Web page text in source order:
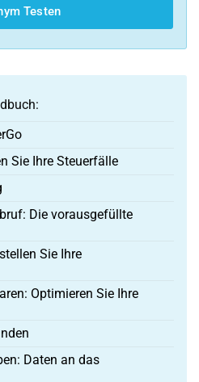
Testen
Sie Ihre Steuerfälle
Die vorausgefüllte
Sie Ihre
Optimieren Sie Ihre
Daten an das